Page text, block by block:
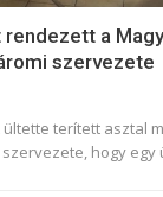
a
szervezete
terített asztal
hogy